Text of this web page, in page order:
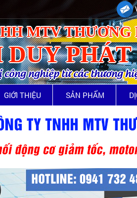
MTV
PHÁT
nghiệp từ các thương
GIỚI THIỆU SẢN PHẨM